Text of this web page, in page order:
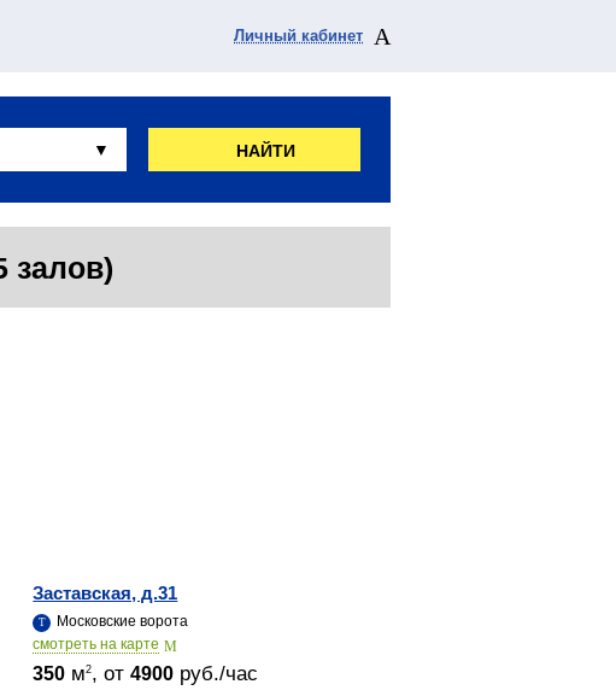
Личный кабинет
НАЙТИ
залов)
Заставская, д.31
Московские ворота
cмотреть на карте
350 м2, от4900 руб./час